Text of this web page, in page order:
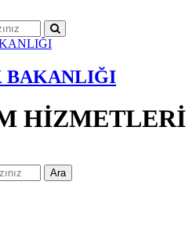
BAKANLIĞI
Ara